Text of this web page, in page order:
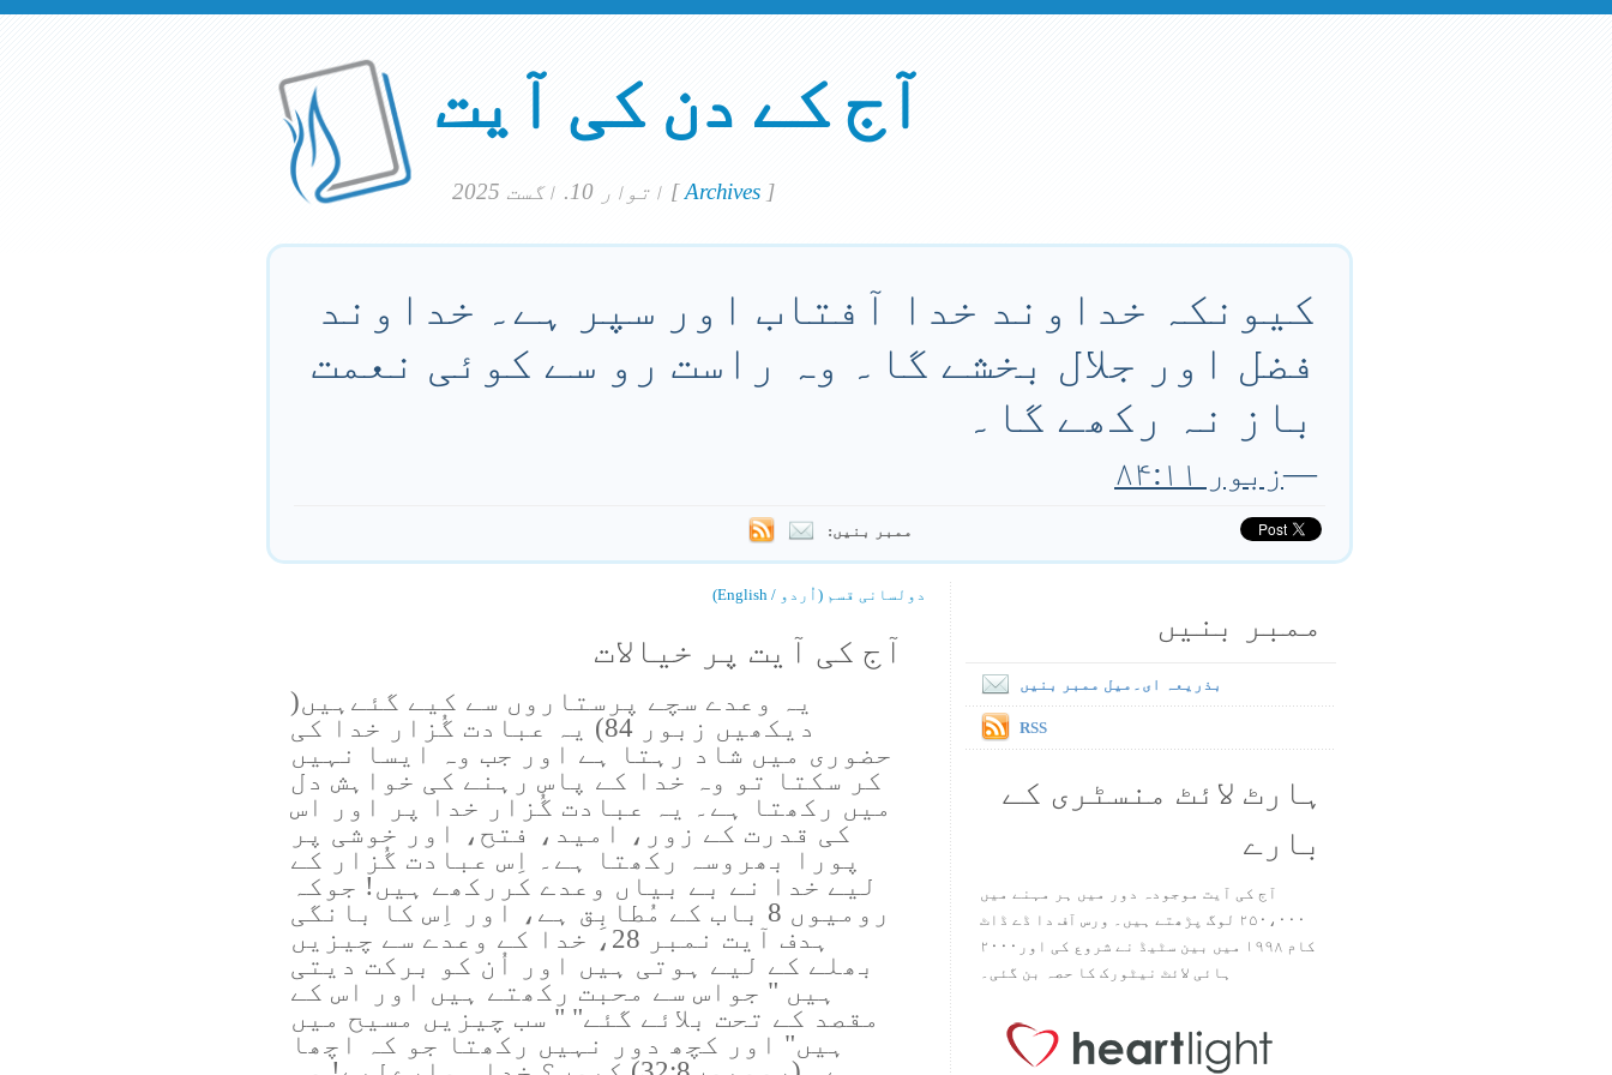
آج کے دن کی آیت
[Archives ]
کیونکہ خداوند خدا آفتاب اور سپر ہے۔ خداوند
فضل اور جلال بخشے گا۔ وہ راست رو سے کوئی نعمت
باز نہ رکھے گا۔
—زبور ۸۴:۱۱
ممبر بنیں:
دولسانی قسم (اُردو / English)
آج کی آیت پر خیالات
یہ وعدے سچے پرستاروں سے کیے گئےہیں(
دیکھیں زبور 84) یہ عبادت گُزار خدا کی
حضوری میں شاد رہتا ہے اور جب وہ ایسا نہیں
کر سکتا تو وہ خدا کے پاس رہنے کی خواہش دل
میں رکھتا ہے۔ یہ عبادت گُزار خدا پر اور اس
کی قدرت کے زور، امید، فتح، اور خوشی پر
پورا بھروسہ رکھتا ہے۔ اِس عبادت گُزار کے
لیے خدا نے بے بیاں وعدے کررکھے ہیں! جوکہ
رومیوں 8 باب کے مُطابِق ہے، اور اِس کا بانگی
ہدف آیت نمبر 28، خدا کے وعدے سے چیزیں
بھلے کے لیے ہوتی ہیں اور اُن کو برکت دیتی
ہیں " جواس سے محبت رکھتے ہیں اور اس کے
مقصد کے تحت بلائے گئے" " سب چیزیں مسیح میں
ہیں" اور کچھ دور نہیں رکھتا جو کہ اچھا
ممبر بنیں
بذریعہ ای۔میل ممبر بنیں
RSS
ہارٹ لائٹ منسٹری کے
بارے
آج کی آیت موجودہ دور میں ہر مہنے میں
۲۵۰،۰۰۰ لوگ پڑھتے ہیں۔ ورس آف دا ڈے ڈاٹ
کام ۱۹۹۸ میں بین سٹیڈ نے شروع کی اور۲۰۰۰
ہائی لائٹ نیٹورک کا حصہ بن گئی۔